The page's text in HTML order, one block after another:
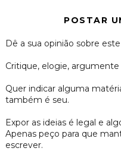
POSTAR
Dê a sua opinião sobre
Critique, elogie,
Quer indicar alguma
também é seu.
Expor as ideias é legal e
Apenas peço para que
escrever.